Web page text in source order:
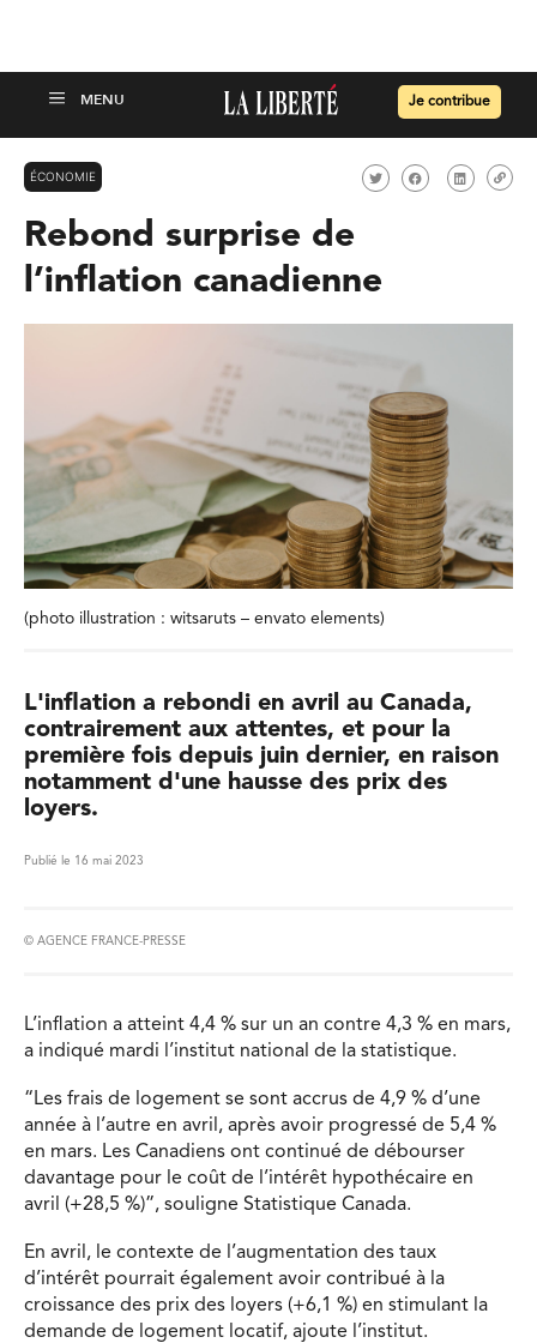
Je contribue
ÉCONOMIE
Rebond surprise de
l’inflation canadienne
(photo illustration : witsaruts – envato elements)
L'inflation a rebondi en avril au Canada,
contrairement aux attentes, et pour la
première fois depuis juin dernier, en raison
notamment d'une hausse des prix des
loyers.
Publié le 16 mai 2023
© AGENCE FRANCE-PRESSE
L’inflation a atteint 4,4 % sur un an contre 4,3 % en mars,
a indiqué mardi l’institut national de la statistique.
“Les frais de logement se sont accrus de 4,9 % d’une
année à l’autre en avril, après avoir progressé de 5,4 %
en mars. Les Canadiens ont continué de débourser
davantage pour le coût de l’intérêt hypothécaire en
avril (+28,5 %)”, souligne Statistique Canada.
En avril, le contexte de l’augmentation des taux
d’intérêt pourrait également avoir contribué à la
croissance des prix des loyers (+6,1 %) en stimulant la
demande de logement locatif, ajoute l’institut.